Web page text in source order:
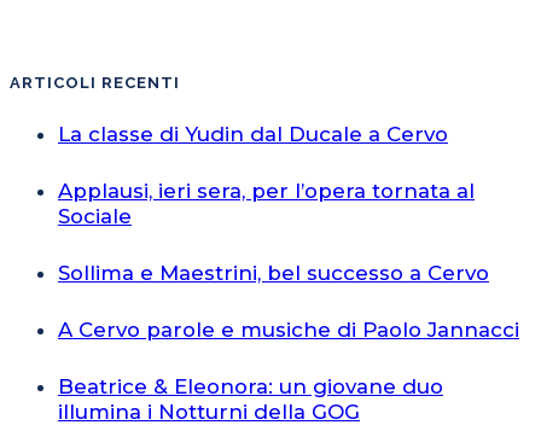
ARTICOLI RECENTI
La classe di Yudin dal Ducale a Cervo
Applausi, ieri sera, per l’opera tornata al
Sociale
Sollima e Maestrini, bel successo a Cervo
A Cervo parole e musiche di Paolo Jannacci
Beatrice & Eleonora: un giovane duo
illumina i Notturni della GOG